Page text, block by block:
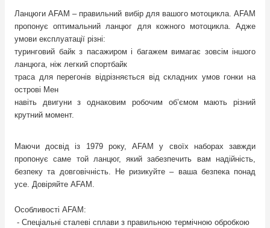
Ланцюги AFAM – правильний вибір для вашого мотоцикла. AFAM
пропонує оптимальний ланцюг для кожного мотоцикла. Адже
умови експлуатації різні:
туринговий байк з пасажиром і багажем вимагає зовсім іншого
ланцюга, ніж легкий спортбайк
траса для перегонів відрізняється від складних умов гонки на
острові Мен
навіть двигуни з однаковим робочим об’ємом мають різний
крутний момент.
Маючи досвід із 1979 року, AFAM у своїх наборах завжди
пропонує саме той ланцюг, який забезпечить вам надійність,
безпеку та довговічність. Не ризикуйте – ваша безпека понад
усе. Довіряйте AFAM.
Особливості AFAM:
- Спеціальні сталеві сплави з правильною термічною обробкою